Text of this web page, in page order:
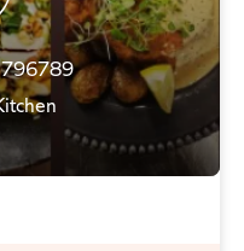
grillost
rödlök,
V